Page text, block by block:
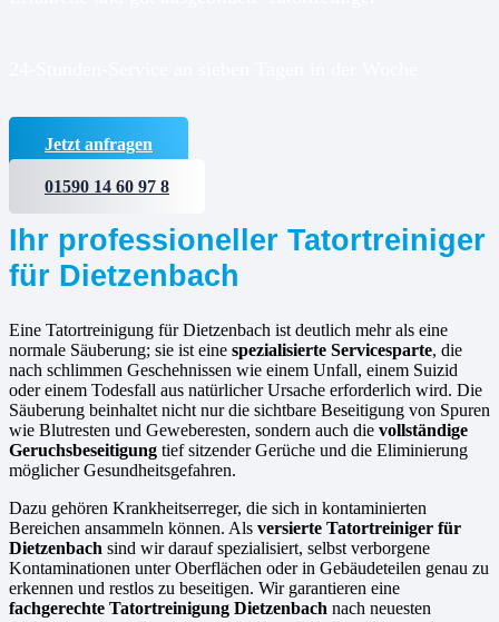
Jetzt anfragen
01590 14 60 97 8
Ihr professioneller Tatortreiniger
für Dietzenbach
Eine Tatortreinigung für Dietzenbach ist deutlich mehr als eine
normale Säuberung; sie ist eine spezialisierte Servicesparte, die
nach schlimmen Geschehnissen wie einem Unfall, einem Suizid
oder einem Todesfall aus natürlicher Ursache erforderlich wird. Die
Säuberung beinhaltet nicht nur die sichtbare Beseitigung von Spuren
wie Blutresten und Geweberesten, sondern auch die vollständige
Geruchsbeseitigung tief sitzender Gerüche und die Eliminierung
möglicher Gesundheitsgefahren.
Dazu gehören Krankheitserreger, die sich in kontaminierten
Bereichen ansammeln können. Als versierte Tatortreiniger für
Dietzenbach sind wir darauf spezialisiert, selbst verborgene
Kontaminationen unter Oberflächen oder in Gebäudeteilen genau zu
erkennen und restlos zu beseitigen. Wir garantieren eine
fachgerechte Tatortreinigung Dietzenbach nach neuesten